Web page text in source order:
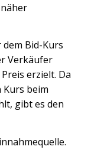
Bid-Kurs
Verkäufer
erzielt. Da
beim
gibt es den